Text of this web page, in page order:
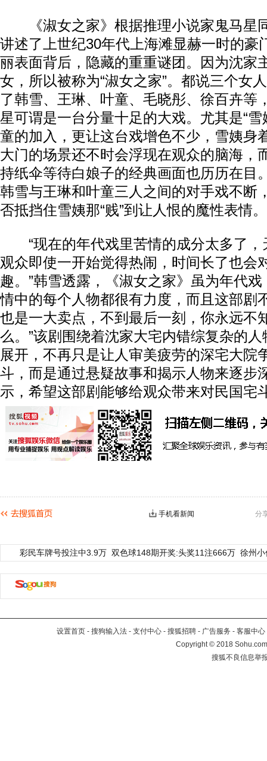
《淑女之家》根据推理小说家鬼马星
讲述了上世纪30年代上海滩显赫一时的豪
丽表面背后，隐藏的重重谜团。因为沈家
女，所以被称为“淑女之家”。都说三个女
了韩雪、王琳、叶童、毛晓彤、徐百卉等
星可谓是一台分量十足的大戏。尤其是“雪
童的加入，更让这台戏增色不少，雪姨身
大门的场景还不时会浮现在观众的脑海，
持纸伞等待白娘子的经典画面也历历在目
韩雪与王琳和叶童三人之间的对手戏不断
否抵挡住雪姨那“贱”到让人恨的魔性表情。
“现在的年代戏里苦情的成分太多了，
观众即使一开始觉得热闹，时间长了也会
趣。”韩雪透露，《淑女之家》虽为年代戏
情中的每个人物都很有力度，而且这部剧
也是一大卖点，不到最后一刻，你永远不
么。”该剧围绕着沈家大宅内错综复杂的
展开，不再只是让人审美疲劳的深宅大院
斗，而是通过悬疑故事和揭示人物来逐步
示，希望这部剧能够给观众带来对民国宅
分
手机看新闻
彩民车牌号投注中3.9万 双色球148期开奖:头奖11注666万 徐州
设置首页 - 搜狗输入法 - 支付中心 - 搜狐招聘 - 广告服务 - 客服中心
Copyright©2018
搜狐不良信息举